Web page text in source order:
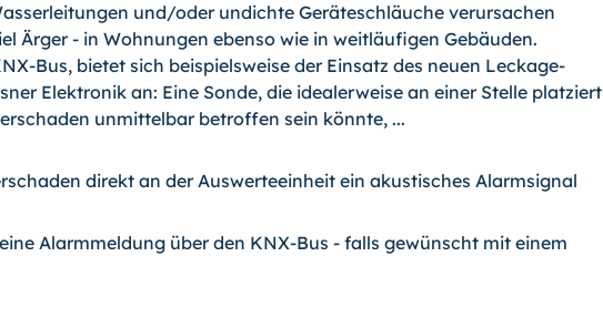
und/oder undichte Geräteschläuche verursachen
Ärger - in Wohnungen ebenso wie in weitläufigen Gebäuden.
Bus, bietet sich beispielsweise der Einsatz des neuen Leckage-
Elektronik an: Eine Sonde, die idealerweise an einer Stelle platziert
unmittelbar betroffen sein könnte, ...
direkt an der Auswerteeinheit ein akustisches Alarmsignal
Alarmmeldung über den KNX-Bus - falls gewünscht mit einem